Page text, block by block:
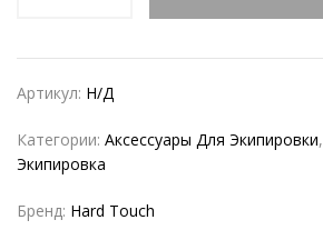
Артикул: Н/Д
Категории: Аксессуары Для Экипировки,
Экипировка
Бренд: Hard Touch